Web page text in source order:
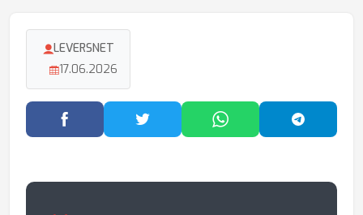
LEVERSNET
17.06.2026
Facebook'ta PaylaşTwitter'da PaylaşWhatsApp'ta Paylaş